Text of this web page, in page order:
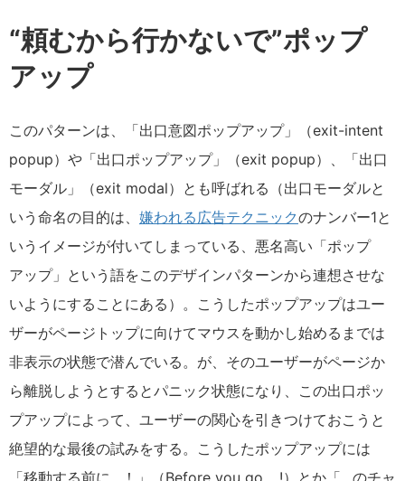
“頼むから行かないで”ポップ
アップ
このパターンは、「出口意図ポップアップ」（exit-intent
popup）や「出口ポップアップ」（exit popup）、「出口
モーダル」（exit modal）とも呼ばれる（出口モーダルと
いう命名の目的は、 嫌われる広告テクニックのナンバー1と
いうイメージが付いてしまっている、悪名高い「ポップ
アップ」という語をこのデザインパターンから連想させな
いようにすることにある）。こうしたポップアップはユー
ザーがページトップに向けてマウスを動かし始めるまでは
非表示の状態で潜んでいる。が、そのユーザーがページか
ら離脱しようとするとパニック状態になり、この出口ポッ
プアップによって、ユーザーの関心を引きつけておこうと
絶望的な最後の試みをする。こうしたポップアップには
「移動する前に…！」（Before you go …!）とか「…のチャ